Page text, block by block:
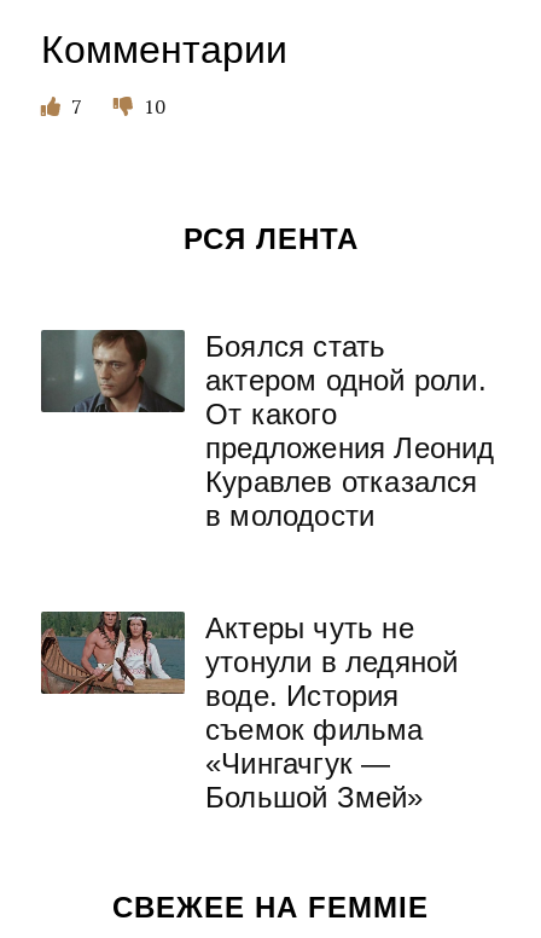
Комментарии
7 10
РСЯ ЛЕНТА
Боялся стать
актером одной роли.
От какого
предложения Леонид
Куравлев отказался
в молодости
Актеры чуть не
утонули в ледяной
воде. История
съемок фильма
«Чингачгук —
Большой Змей»
СВЕЖЕЕ НА FEMMIE